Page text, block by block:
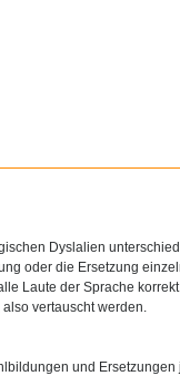
Dyslalien
oder die Ersetzung
Laute der Sprache
vertauscht werden.
und Ersetzungen